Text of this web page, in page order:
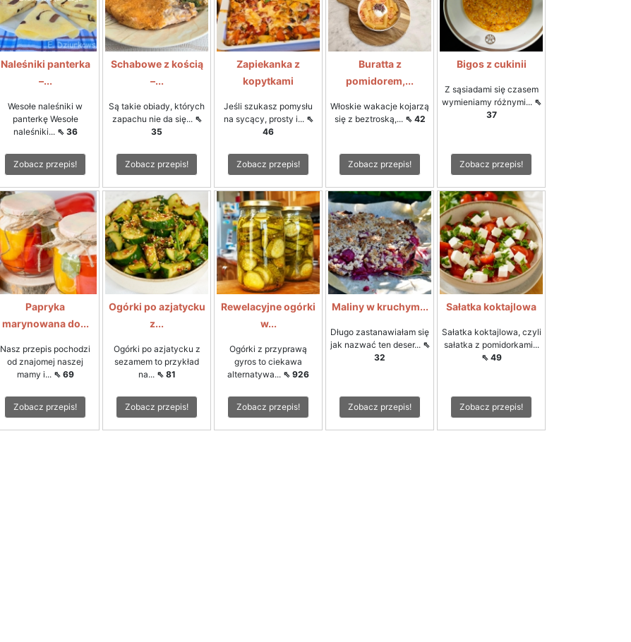
Naleśniki panterka
–...
Wesołe naleśniki w
panterkę Wesołe
naleśniki... ⇖ 36
Zobacz przepis!
Schabowe z kością
–...
Są takie obiady, których
zapachu nie da się... ⇖
35
Zobacz przepis!
Zapiekanka z
kopytkami
Jeśli szukasz pomysłu
na sycący, prosty i... ⇖
46
Zobacz przepis!
Buratta z
pomidorem,...
Włoskie wakacje kojarzą
się z beztroską,... ⇖ 42
Zobacz przepis!
Bigos z cukinii
Z sąsiadami się czasem
wymieniamy różnymi... ⇖
37
Zobacz przepis!
Papryka
marynowana do...
Nasz przepis pochodzi
od znajomej naszej
mamy i... ⇖ 69
Zobacz przepis!
Ogórki po azjatycku
z...
Ogórki po azjatycku z
sezamem to przykład
na... ⇖ 81
Zobacz przepis!
Rewelacyjne ogórki
w...
Ogórki z przyprawą
gyros to ciekawa
alternatywa... ⇖ 926
Zobacz przepis!
Maliny w kruchym...
Długo zastanawiałam się
jak nazwać ten deser... ⇖
32
Zobacz przepis!
Sałatka koktajlowa
Sałatka koktajlowa, czyli
sałatka z pomidorkami...
⇖ 49
Zobacz przepis!